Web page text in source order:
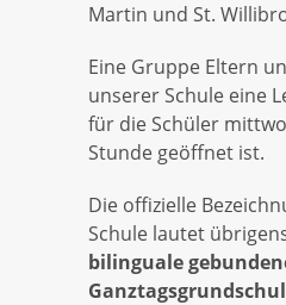
Martin und St.
Eine Gruppe Eltern
unserer Schule eine
für die Schüler
Stunde geöffnet ist.
Die offizielle
Schule lautet
bilinguale